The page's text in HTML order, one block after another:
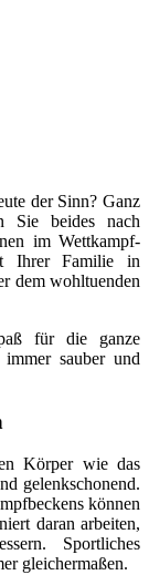
der Sinn? Ganz
Sie beides nach
im Wettkampf-
Ihrer Familie in
dem wohltuenden
für die ganze
sauber und
Körper wie das
gelenkschonend.
können
daran arbeiten,
Sportliches
gleichermaßen.